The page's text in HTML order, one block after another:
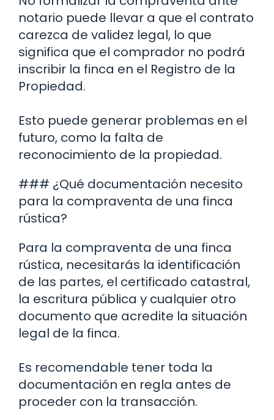
notario puede llevar a que el contrato
carezca de validez legal, lo que
significa que el comprador no podrá
inscribir la finca en el Registro de la
Propiedad.
Esto puede generar problemas en el
futuro, como la falta de
reconocimiento de la propiedad.
### ¿Qué documentación necesito
para la compraventa de una finca
rústica?
Para la compraventa de una finca
rústica, necesitarás la identificación
de las partes, el certificado catastral,
la escritura pública y cualquier otro
documento que acredite la situación
legal de la finca.
Es recomendable tener toda la
documentación en regla antes de
proceder con la transacción.